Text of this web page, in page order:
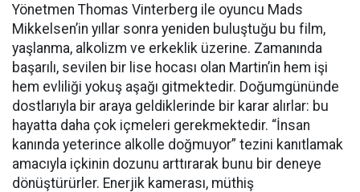
Yönetmen Thomas Vinterberg ile oyuncu Mads
Mikkelsen’in yıllar sonra yeniden buluştuğu bu film,
yaşlanma, alkolizm ve erkeklik üzerine. Zamanında
başarılı, sevilen bir lise hocası olan Martin’in hem işi
hem evliliği yokuş aşağı gitmektedir. Doğumgününde
dostlarıyla bir araya geldiklerinde bir karar alırlar: bu
hayatta daha çok içmeleri gerekmektedir. “İnsan
kanında yeterince alkolle doğmuyor” tezini kanıtlamak
amacıyla içkinin dozunu arttırarak bunu bir deneye
dönüştürürler. Enerjik kamerası, müthiş